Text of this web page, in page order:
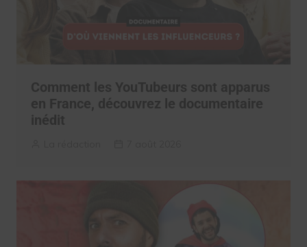
Comment les YouTubeurs sont apparus
en France, découvrez le documentaire
inédit